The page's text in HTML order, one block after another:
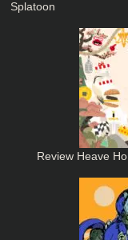
Splatoon
Review Heave